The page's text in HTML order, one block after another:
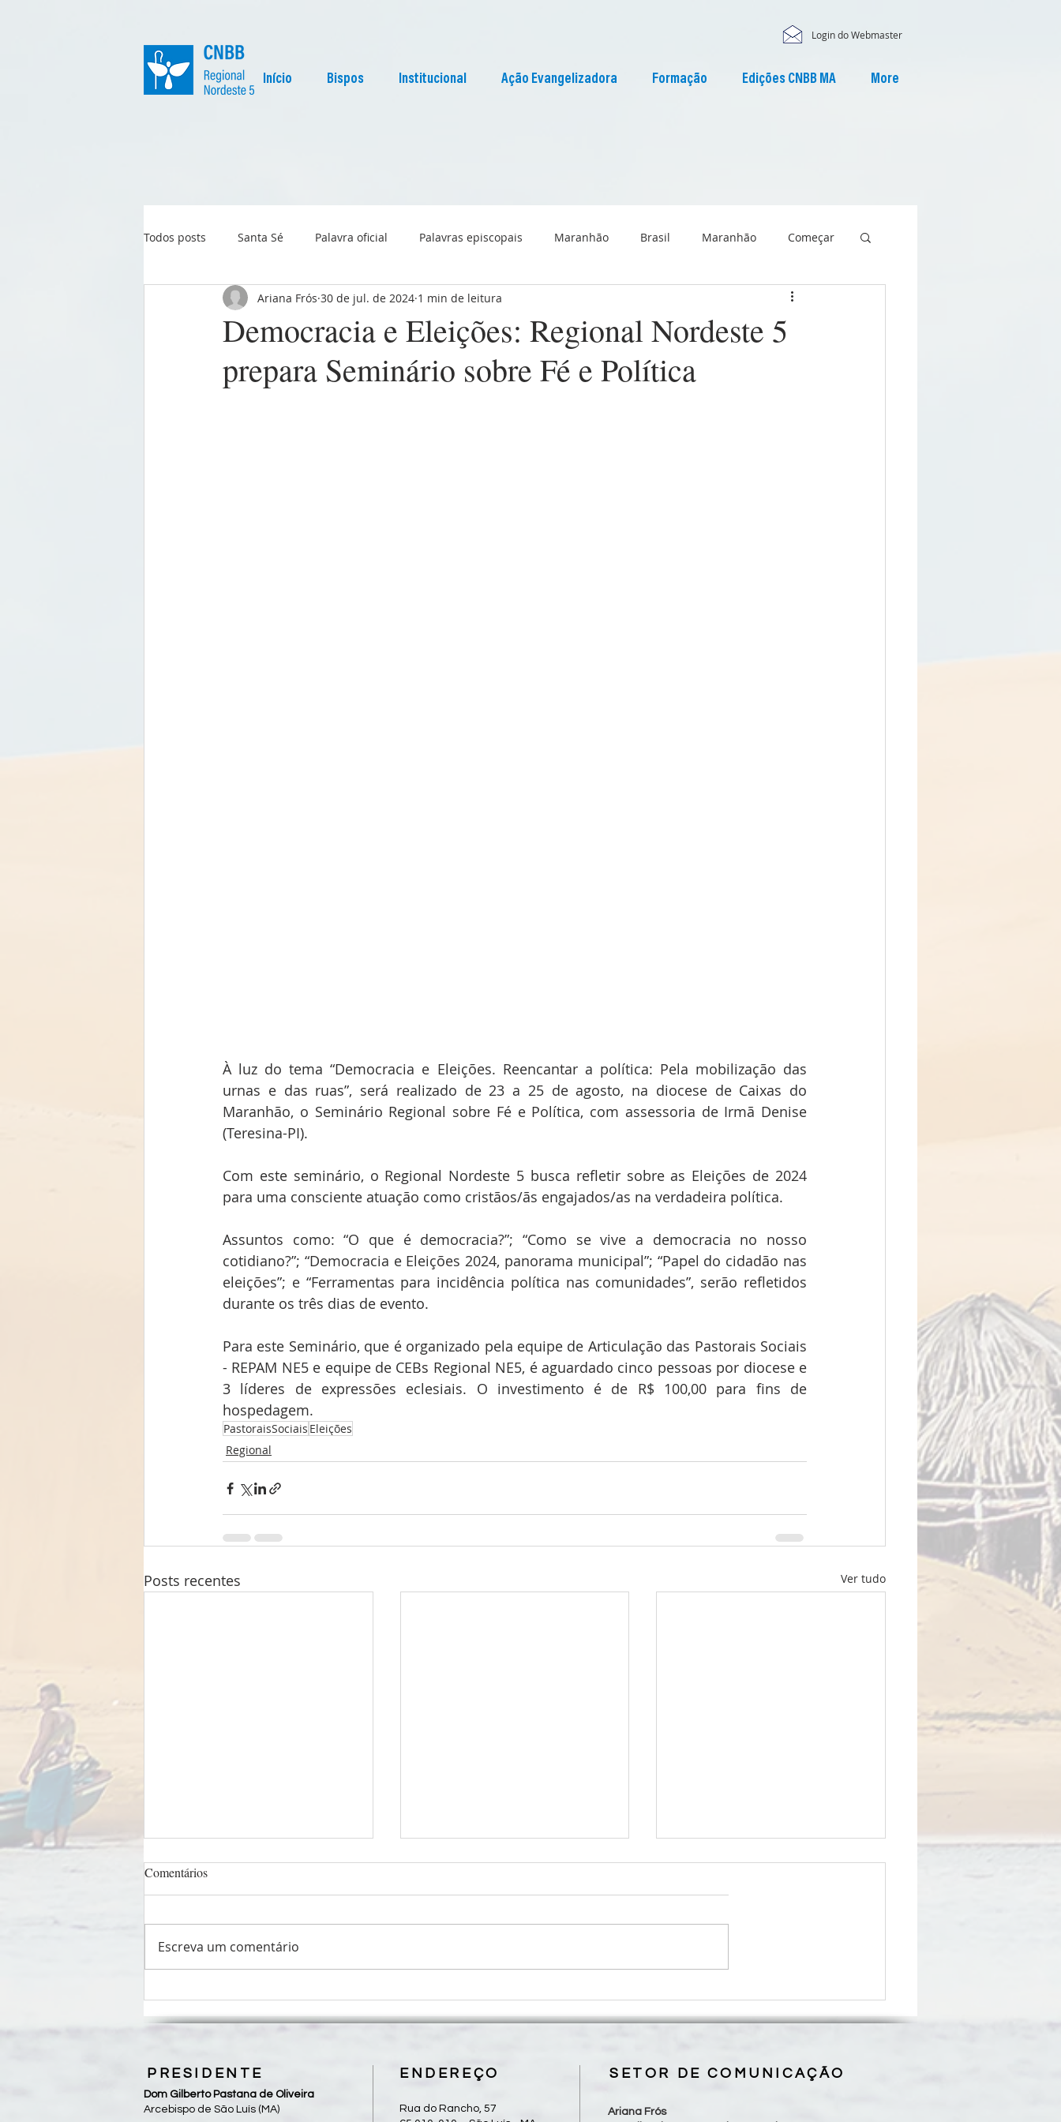
Login do Webmaster
Início Bispos Institucional Ação Evangelizadora Formação Edições CNBB MA More
Todos posts Santa Sé Palavra oficial Palavras episcopais Maranhão Brasil Maranhão Começar
Igreja no Mundo Liturgia Pascom Maranhão
Democracia e Eleições: Regional Nordeste 5
prepara Seminário sobre Fé e Política
Ariana Frós 30 de jul. de 2024 1 min de leitura
À luz do tema “Democracia e Eleições. Reencantar a política: Pela mobilização das
urnas e das ruas”, será realizado de 23 a 25 de agosto, na diocese de Caixas do
Maranhão, o Seminário Regional sobre Fé e Política, com assessoria de Irmã Denise
(Teresina-PI).
Com este seminário, o Regional Nordeste 5 busca refletir sobre as Eleições de 2024
para uma consciente atuação como cristãos/ãs engajados/as na verdadeira política.
Assuntos como: “O que é democracia?”; “Como se vive a democracia no nosso
cotidiano?”; “Democracia e Eleições 2024, panorama municipal”; “Papel do cidadão nas
eleições”; e “Ferramentas para incidência política nas comunidades”, serão refletidos
durante os três dias de evento.
Para este Seminário, que é organizado pela equipe de Articulação das Pastorais Sociais
- REPAM NE5 e equipe de CEBs Regional NE5, é aguardado cinco pessoas por diocese e
3 líderes de expressões eclesiais. O investimento é de R$ 100,00 para fins de
hospedagem.
PastoraisSociais Eleições
Regional
Posts recentes Ver tudo
Pastorais sociais unem forças em
Fórum Nacional da CEPAST-
Diocese de Grajaú realiza II
Peregrinação Diocesana de Frei
Diocese de Coroatá inicia
Jubileu pelos 50 anos de missão
Comentários
Escreva um comentário
PRESIDENTE
Dom Gilberto Pastana de Oliveira
Arcebispo de São Luís (MA)
ENDEREÇO
Rua do Rancho, 57
SETOR DE COMUNICAÇÃO
Ariana Frós